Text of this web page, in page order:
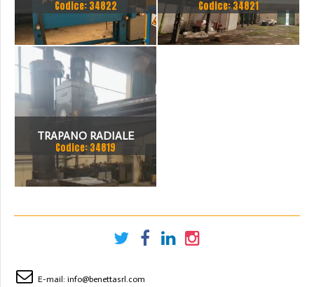
SICMI 100 TON
Codice: 34822
MONOTRAVE DEMAG 5
TON SCARTAMENTO 16190
Codice: 34821
TRAPANO RADIALE
SBRACCIO 3000 MM. FORO
100 MM
Codice: 34819
E-mail: info@benettasrl.com